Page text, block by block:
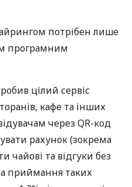
потрібен лише
програмним
цілий сервіс
кафе та інших
через QR-код
рахунок (зокрема
чайові та відгуки без
приймання таких